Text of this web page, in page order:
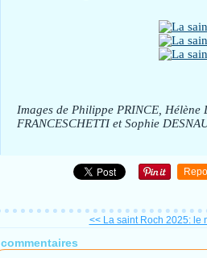
Images de Philippe PRINCE,
FRANCESCHETTI et Sophie
<< La saint Roch 2025: le
commentaires